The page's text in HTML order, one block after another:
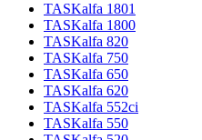
TASKalfa 1801
TASKalfa 1800
TASKalfa 820
TASKalfa 750
TASKalfa 650
TASKalfa 620
TASKalfa 552ci
TASKalfa 550